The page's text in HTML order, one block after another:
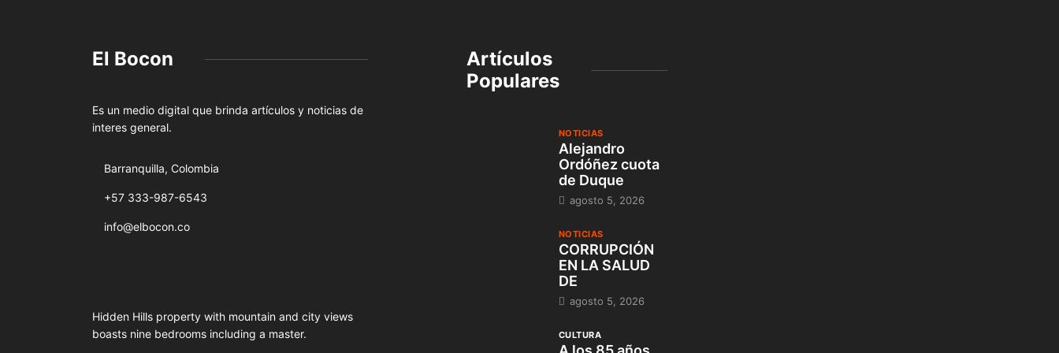
El Bocon
Es un medio digital que brinda artículos y noticias de
interes general.
Barranquilla, Colombia
+57 333-987-6543
info@elbocon.co
Hidden Hills property with mountain and city views
boasts nine bedrooms including a master.
Artículos
Populares
NOTICIAS
Alejandro
Ordóñez cuota
de Duque
agosto 5, 2026
NOTICIAS
CORRUPCIÓN
EN LA SALUD
DE
agosto 5, 2026
CULTURA